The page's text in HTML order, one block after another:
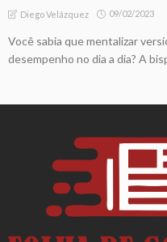
Diego Velázquez 09/02/2023
Você sabia que mentalizar
desempenho no dia a dia? A